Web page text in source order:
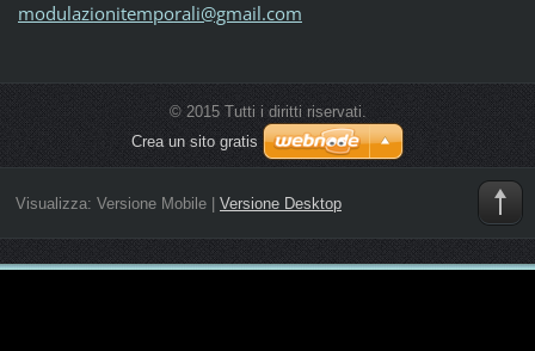
modulazionitemporali@gmail.com
© 2015 Tutti i diritti riservati.
Crea un sito gratis
Visualizza: Versione Mobile| Versione Desktop